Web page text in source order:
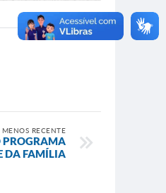
RECENTE
PROGRAMA
DA FAMÍLIA